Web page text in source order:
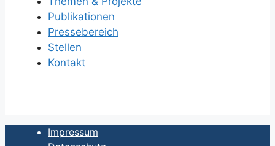
Publikationen
Pressebereich
Stellen
Kontakt
Impressum